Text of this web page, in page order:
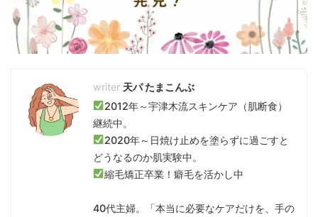
天パ たまこんぶ
2012年～宇津木流スキンケア（肌断食）
継続中。
2020年～日焼け止めを塗らずに過ごすと
どうなるのか肌実験中。
縮毛矯正卒業！癖毛を活かし中
40代主婦。「本当に必要なケアだけを、手の